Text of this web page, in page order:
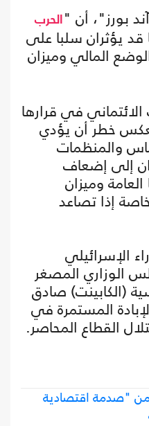
بورز"، أن "
الحرب
يؤثران سلبا على
المالي وميزان
في قرارها
خطر أن يؤدي
والمنظمات
إلى إضعاف
وميزان
إذا تصاعد
الإسرائيلي
الوزاري المصغر
(الكابينت) صادق
المستمرة في
القطاع المحاصر.
من "صدمة اقتصادية